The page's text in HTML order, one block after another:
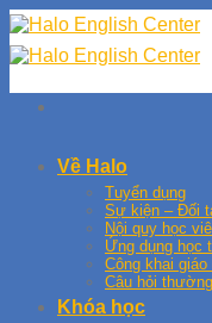
Skip
to
content
Về Halo
Tuyển dụng
Sự kiện – Đối
Nội quy học
Ứng dụng học
Công khai giáo
Câu hỏi
Khóa học